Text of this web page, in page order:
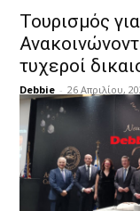
Τουρισμός
τυχεροί
Debbie - 26 Απριλίου,